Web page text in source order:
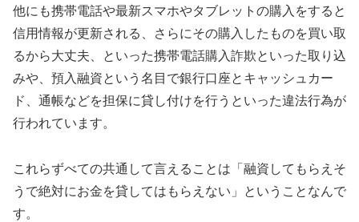
他にも携帯電話や最新スマホやタブレットの購入をすると
信用情報が更新される、さらにその購入したものを買い取
るから大丈夫、といった携帯電話購入詐欺といった取り込
みや、預入融資という名目で銀行口座とキャッシュカー
ド、通帳などを担保に貸し付けを行うといった違法行為が
行われています。
これらずべての共通して言えることは「融資してもらえそ
うで絶対にお金を貸してはもらえない」ということなんで
す。